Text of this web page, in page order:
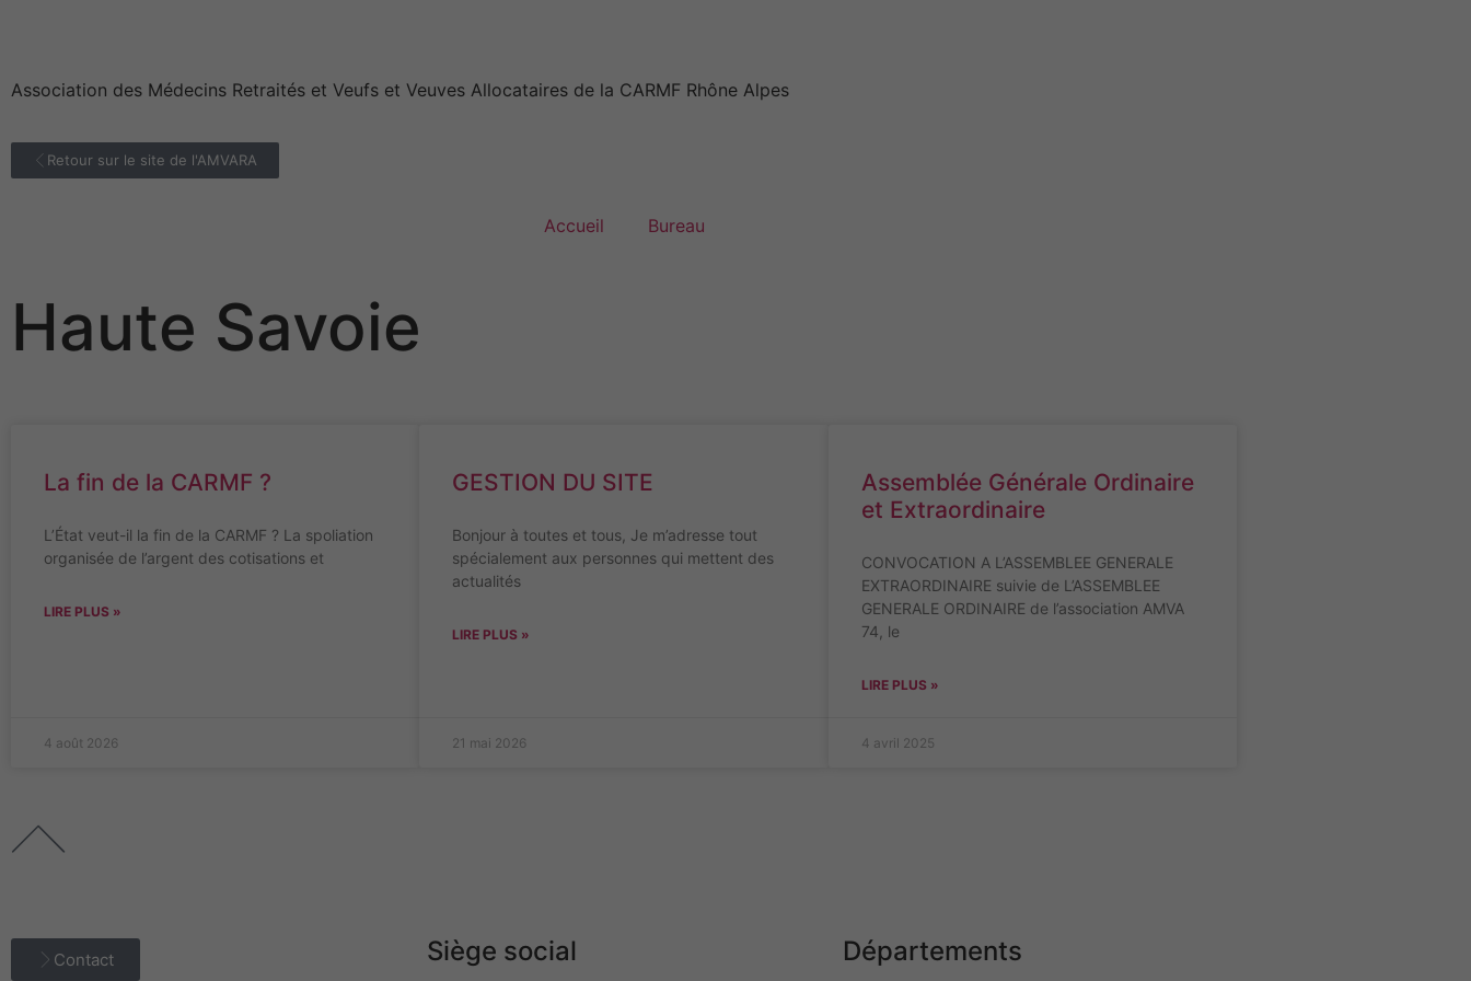
Association des Médecins Retraités et Veufs et Veuves Allocataires de la CARMF Rhône Alpes
Retour sur le site de l'AMVARA
Accueil Bureau
Haute Savoie
La fin de la CARMF ?
L’État veut-il la fin de la CARMF ? La spoliation
organisée de l’argent des cotisations et
LIRE PLUS »
4 août 2026
GESTION DU SITE
Bonjour à toutes et tous, Je m’adresse tout
spécialement aux personnes qui mettent des
actualités
LIRE PLUS »
21 mai 2026
Assemblée Générale Ordinaire
et Extraordinaire
CONVOCATION A L’ASSEMBLEE GENERALE
EXTRAORDINAIRE suivie de L’ASSEMBLEE
GENERALE ORDINAIRE de l’association AMVA
74, le
LIRE PLUS »
4 avril 2025
Contact Siège social Départements